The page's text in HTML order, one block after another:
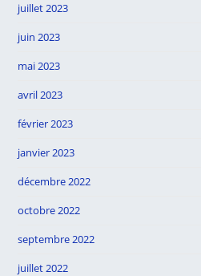
juillet 2023
juin 2023
mai 2023
avril 2023
février 2023
janvier 2023
décembre 2022
octobre 2022
septembre 2022
juillet 2022